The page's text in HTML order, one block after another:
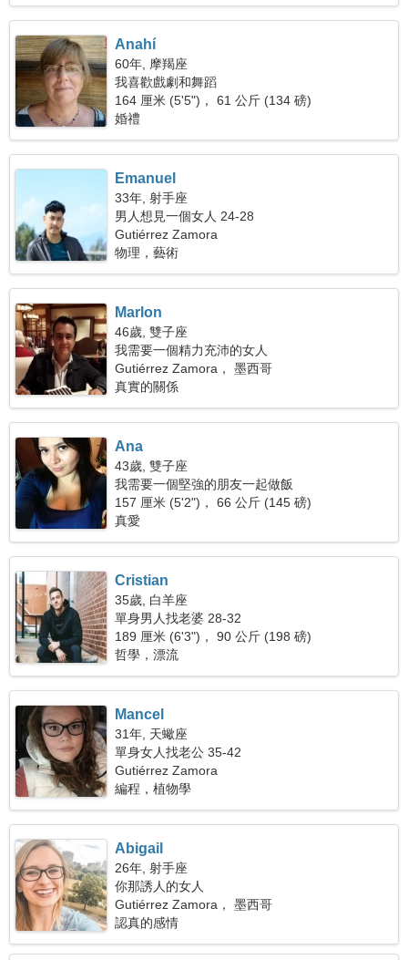
Anahí
60年, 摩羯座
我喜歡戲劇和舞蹈
164 厘米 (5'5")， 61 公斤 (134 磅)
婚禮
Emanuel
33年, 射手座
男人想見一個女人 24-28
Gutiérrez Zamora
物理，藝術
Marlon
46歲, 雙子座
我需要一個精力充沛的女人
Gutiérrez Zamora， 墨西哥
真實的關係
Ana
43歲, 雙子座
我需要一個堅強的朋友一起做飯
157 厘米 (5'2")， 66 公斤 (145 磅)
真愛
Cristian
35歲, 白羊座
單身男人找老婆 28-32
189 厘米 (6'3")， 90 公斤 (198 磅)
哲學，漂流
Mancel
31年, 天蠍座
單身女人找老公 35-42
Gutiérrez Zamora
編程，植物學
Abigail
26年, 射手座
你那誘人的女人
Gutiérrez Zamora， 墨西哥
認真的感情